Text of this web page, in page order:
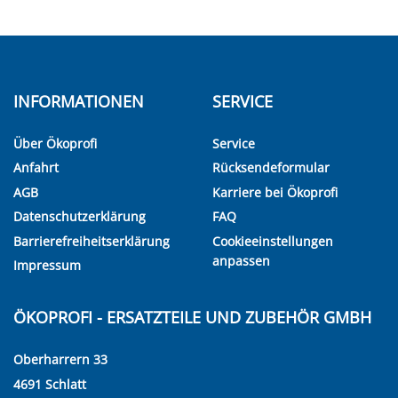
INFORMATIONEN
Über Ökoprofi
Anfahrt
AGB
Datenschutzerklärung
Barrierefreiheitserklärung
Impressum
SERVICE
Service
Rücksendeformular
Karriere bei Ökoprofi
FAQ
Cookieeinstellungen
anpassen
ÖKOPROFI - ERSATZTEILE UND ZUBEHÖR GMBH
Oberharrern 33
4691 Schlatt